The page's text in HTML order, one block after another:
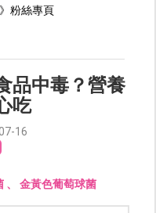
粉絲專頁
品中毒？營養
吃
16
、金黃色葡萄球菌